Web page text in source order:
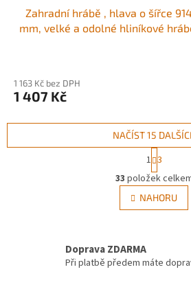
Zahradní hrábě , hlava o šířce
mm, velké a odolné hliníkové
rybníků a trávník na pláži, lano
1 163 Kč bez DPH
1 407 Kč
O
v
l
á
í
NAČÍST 15
t
r
á
n
k
n
í
1 3
33 položek
NAHORU
Doprava ZDARMA
Při platbě předem máte